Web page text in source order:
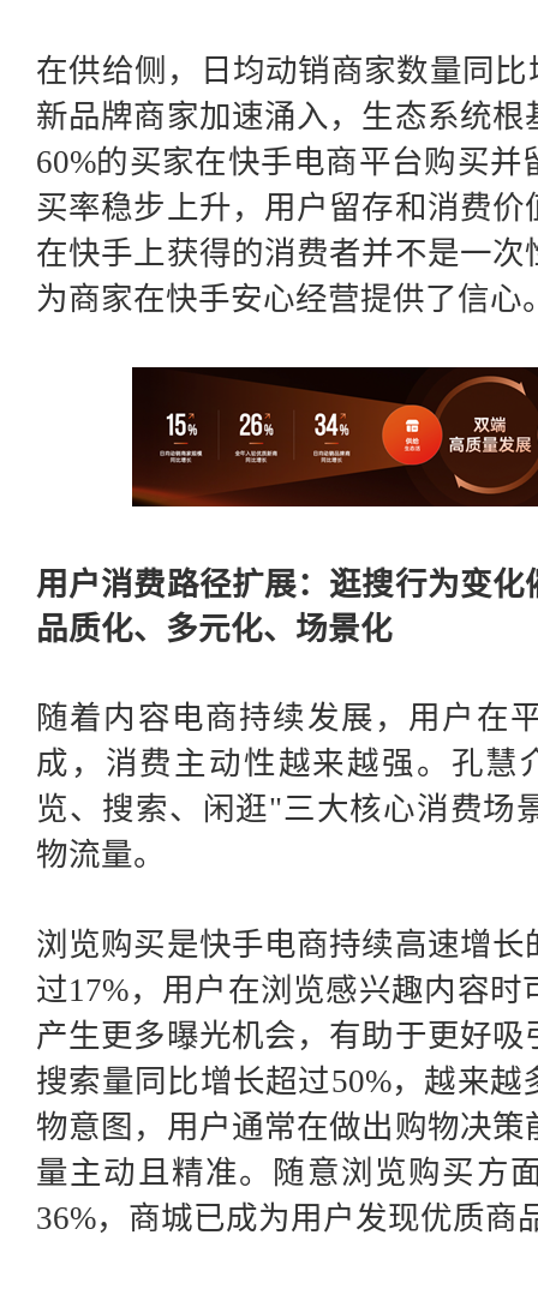
在供给侧，日均动销商家数量同比
新品牌商家加速涌入，生态系统
60%的买家在快手电商平台购买
买率稳步上升，用户留存和消费
在快手上获得的消费者并不是一
为商家在快手安心经营提供了信心
用户消费路径扩展：逛搜行为变
品质化、多元化、场景化
随着内容电商持续发展，用户在
成，消费主动性越来越强。孔慧
览、搜索、闲逛"三大核心消费场
物流量。
浏览购买是快手电商持续高速增
过17%，用户在浏览感兴趣内容
产生更多曝光机会，有助于更好
搜索量同比增长超过50%，越来
物意图，用户通常在做出购物决
量主动且精准。随意浏览购买方
36%，商城已成为用户发现优质商